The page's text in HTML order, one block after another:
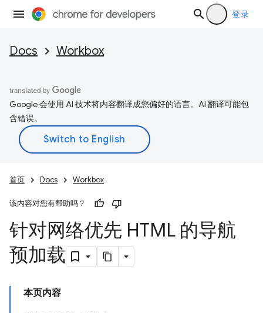
登录
Docs Workbox
Google 会使用 AI 技术将内容翻译成您偏好的语言。AI 翻译可能包
含错误。
首页 Docs Workbox
该内容对您有帮助吗？
针对网络优先 HTML 的导航
预加载
本页内容